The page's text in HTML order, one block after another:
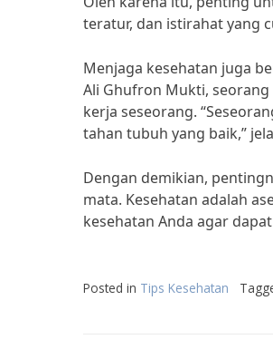
teratur, dan istirahat yang
Menjaga kesehatan juga
Ali Ghufron Mukti,
kerja seseorang.
tahan tubuh yang baik,”
Dengan demikian,
mata. Kesehatan adalah
kesehatan Anda agar
Posted in Tips Kesehatan